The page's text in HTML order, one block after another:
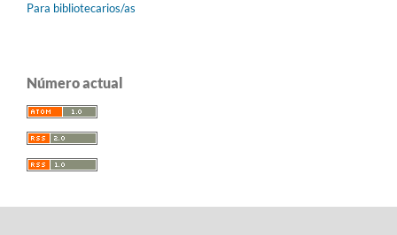
Para bibliotecarios/as
Número actual